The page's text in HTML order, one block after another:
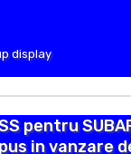
display
pentru
in vanzare